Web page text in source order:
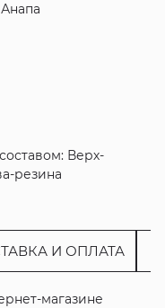
Верх-
резина
И ОПЛАТА
магазине